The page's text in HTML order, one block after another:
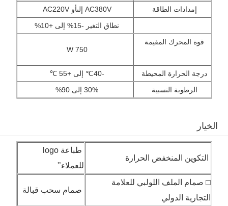
إمدادات الطاقة
AC380V إلىأو AC220V
نطاق التغير -15% إلى +10%
قوة المحرك المقيمة
750 W
درجة الحرارة المحيطة
-40℃ إلى +55 ℃
الرطوبة النسبية
30% إلى 90%
الخيار
التكوين المنخفض الحرارة
طباعة logo
للعملاء’'
□ صمام الملف اللولبي للعلامة
التجارية الدولي
صمام سحب قبالة